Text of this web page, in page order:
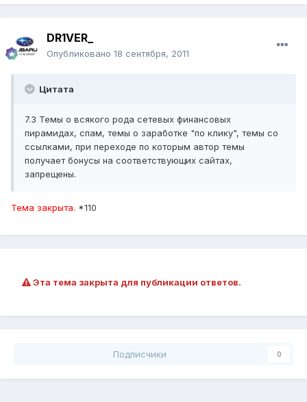
DR1VER_
Опубликовано 18 сентября, 2011
Цитата
7.3 Темы о всякого рода сетевых финансовых
пирамидах, спам, темы о заработке "по клику", темы со
ссылками, при переходе по которым автор темы
получает бонусы на соответствующих сайтах,
запрещены.
Тема закрыта. *110
Эта тема закрыта для публикации ответов.
Подписчики 0